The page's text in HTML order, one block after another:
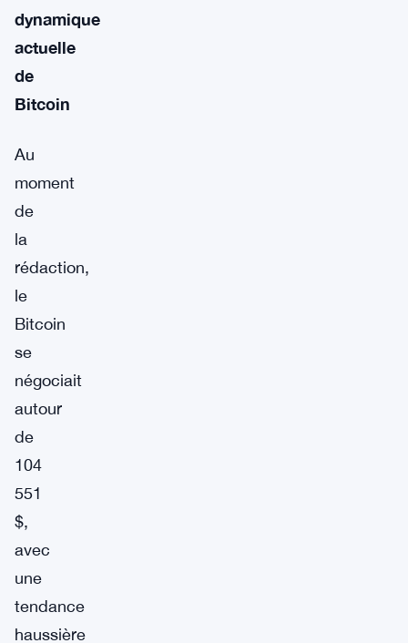
dynamique
actuelle
de
Bitcoin
Au
moment
de
la
rédaction,
le
Bitcoin
se
négociait
autour
de
104
551
$,
avec
une
tendance
haussière